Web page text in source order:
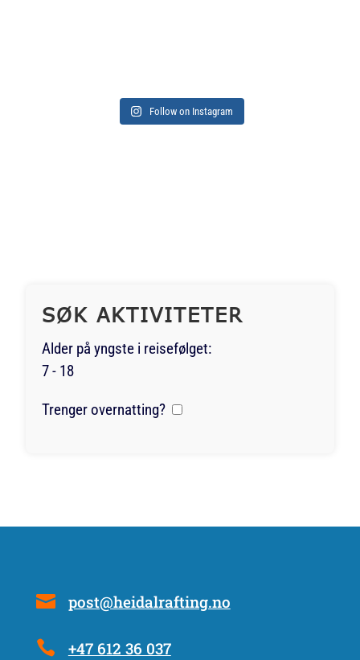
Follow on Instagram
SØK AKTIVITETER
Alder på yngste i reisefølget:
7 - 18
Trenger overnatting?
post@heidalrafting.no
+47 612 36 037